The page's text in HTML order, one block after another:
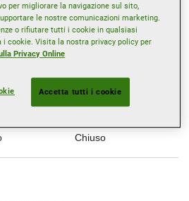
14:00-18:00
14:00-18:00
14:00-18:00
Chiuso
per migliorare la navigazione sul sito,
le nostre comunicazioni marketing.
o rifiutare tutti i cookie in qualsiasi
cookie. Visita la nostra privacy policy per
Privacy Online
Accetta tutti i cookie